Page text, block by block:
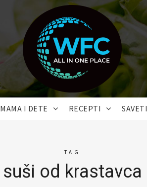
MAMA I DETE RECEPTI SAVETI
TAG
suši od krastavca